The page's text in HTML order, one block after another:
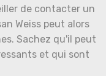
de contacter un
Weiss peut alors
Sachez qu'il peut
et qui sont